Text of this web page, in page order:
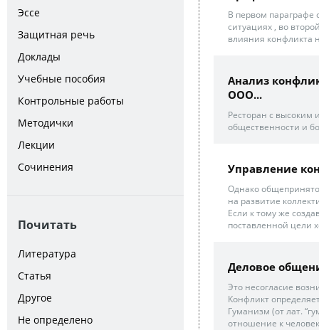
Эссе
Защитная речь
Доклады
Учебные пособия
Контрольные работы
Методички
Лекции
Сочинения
Почитать
Литература
Статья
Другое
Не определено
В первом
ситуациях , во
влияния конфликта
Анализ
ООО...
Ресторан с
общественности и
Управление
Однако
на развитие
Если к тому же
поставленной цели
Деловое
Это несогласие
Конфликт
Гуманизм (от лат.
отношение к